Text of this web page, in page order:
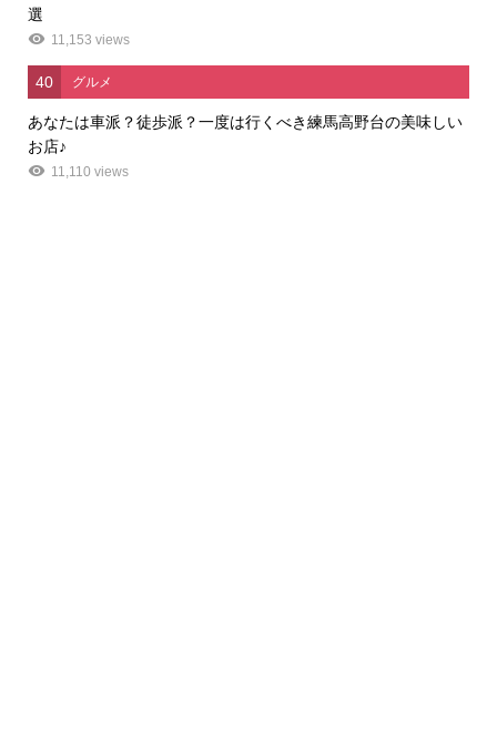
選
11,153 views
40 グルメ
あなたは車派？徒歩派？一度は行くべき練馬高野台の美味しい
お店♪
11,110 views